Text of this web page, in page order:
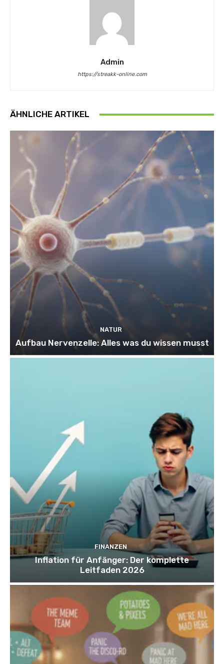
Admin
https://streakk-online.com
ÄHNLICHE ARTIKEL
NATUR
Aufbau Nervenzelle: Alles was du wissen musst
FINANZEN
Inflation für Anfänger: Der komplette
Leitfaden 2026